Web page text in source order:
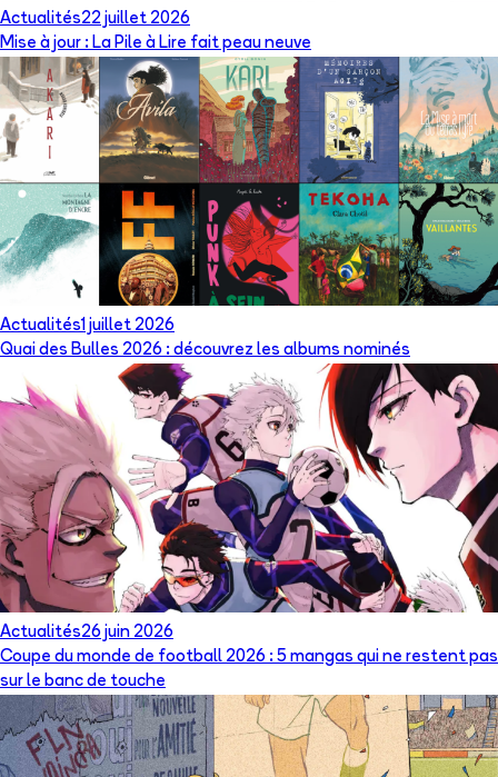
Actualités22 juillet 2026
Mise à jour : La Pile à Lire fait peau neuve
Actualités1 juillet 2026
Quai des Bulles 2026 : découvrez les albums nominés
Actualités26 juin 2026
Coupe du monde de football 2026 : 5 mangas qui ne restent pas
sur le banc de touche